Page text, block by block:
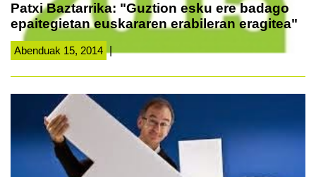
Patxi Baztarrika: "Guztion esku ere badago
epaitegietan euskararen erabileran eragitea"
Abenduak 15, 2014 |